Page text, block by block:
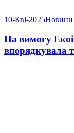
10-Кві-2025Новини
На вимогу
впорядкувала